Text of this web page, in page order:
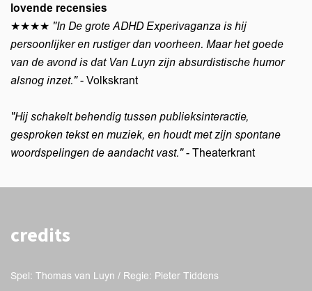
lovende recensies
★★★★ "In De grote ADHD Experivaganza is hij
persoonlijker en rustiger dan voorheen. Maar het goede
van de avond is dat Van Luyn zijn absurdistische humor
alsnog inzet."- Volkskrant
"Hij schakelt behendig tussen publieksinteractie,
gesproken tekst en muziek, en houdt met zijn spontane
woordspelingen de aandacht vast."- Theaterkrant
credits
Spel: Thomas van Luyn / Regie: Pieter Tiddens